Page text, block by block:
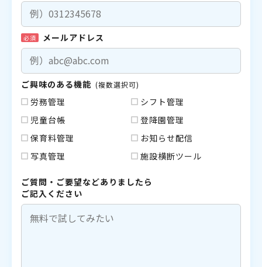
必須 メールアドレス
ご興味のある機能 (複数選択可)
労務管理
シフト管理
児童台帳
登降園管理
保育料管理
お知らせ配信
写真管理
施設横断ツール
ご質問・ご要望などありましたら
ご記入ください